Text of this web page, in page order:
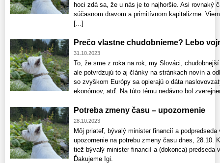
hoci zdá sa, že u nás je to najhoršie. Asi rovnaký
súčasnom dravom a primitívnom kapitalizme.
[...]
Prečo vlastne chudobnieme? Lebo
31.10.2023
To, že sme z roka na rok, my Slováci,
ale potvrdzujú to aj články na stránkach novín a
so zvyškom Európy sa opierajú o dáta
ekonómov, atď. Na túto tému nedávno bol
Potreba zmeny času – upozornenie
28.10.2023
Môj priateľ, bývalý minister financií a
upozornenie na potrebu zmeny času dnes, 28.10.
tiež bývalý minister financií a (dokonca) predseda
Ďakujeme Igi.